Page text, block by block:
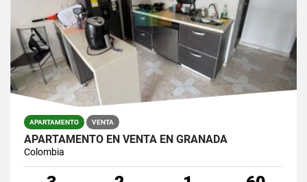
APARTAMENTO VENTA
APARTAMENTO EN VENTA EN GRANADA
Colombia